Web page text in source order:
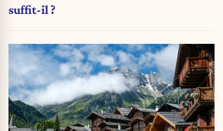
suffit-il ?